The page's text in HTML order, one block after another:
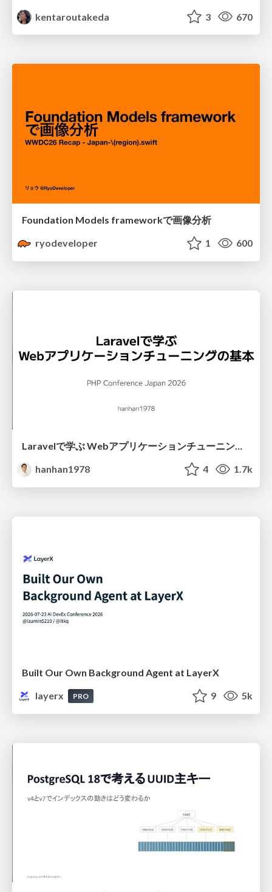
kentaroutakeda 3 670
Foundation Models frameworkで画像分析
ryodeveloper
1 600
Laravelで学ぶ Webアプリケーションチューニング入門/web_application_tuning_101
hanhan1978
4 1.7k
Built Our Own Background Agent at LayerX
layerx
PRO 9 5k